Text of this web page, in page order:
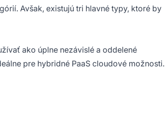
Avšak, existujú tri hlavné typy, ktoré by
ako úplne nezávislé a oddelené
pre hybridné PaaS cloudové možnosti.